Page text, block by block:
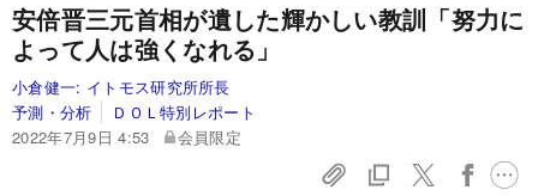
安倍晋三元首相が遺した輝かしい教訓「努力に
よって人は強くなれる」
小倉健一: イトモス研究所所長
予測・分析
ＤＯＬ特別レポート
2022年7月9日 4:53
会員限定